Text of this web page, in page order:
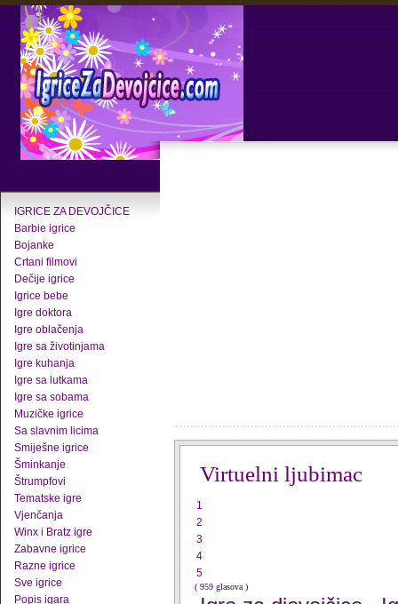
IGRICE ZA DEVOJČICE
Barbie igrice
Bojanke
Crtani filmovi
Dečije igrice
Igrice bebe
Igre doktora
Igre oblačenja
Igre sa životinjama
Igre kuhanja
Igre sa lutkama
Igre sa sobama
Muzičke igrice
Sa slavnim licima
Smiješne igrice
Šminkanje
Štrumpfovi
Tematske igre
Vjenčanja
Winx i Bratz igre
Zabavne igrice
Razne igrice
Sve igrice
Popis igara
Virtuelni ljubimac
1
2
3
4
5
( 959 glasova )